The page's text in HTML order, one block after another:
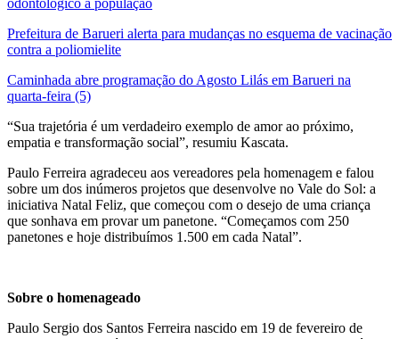
odontológico à população
Prefeitura de Barueri alerta para mudanças no esquema de vacinação
contra a poliomielite
Caminhada abre programação do Agosto Lilás em Barueri na
quarta-feira (5)
“Sua trajetória é um verdadeiro exemplo de amor ao próximo,
empatia e transformação social”, resumiu Kascata.
Paulo Ferreira agradeceu aos vereadores pela homenagem e falou
sobre um dos inúmeros projetos que desenvolve no Vale do Sol: a
iniciativa Natal Feliz, que começou com o desejo de uma criança
que sonhava em provar um panetone. “Começamos com 250
panetones e hoje distribuímos 1.500 em cada Natal”.
Sobre o homenageado
Paulo Sergio dos Santos Ferreira nascido em 19 de fevereiro de